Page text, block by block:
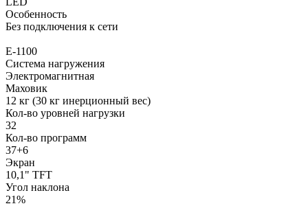
Особенность
Без подключения к сети
E-1100
Система нагружения
Электромагнитная
Маховик
12 кг (30 кг инерционный вес)
Кол-во уровней нагрузки
32
Кол-во программ
37+6
Экран
10,1" TFT
Угол наклона
21%